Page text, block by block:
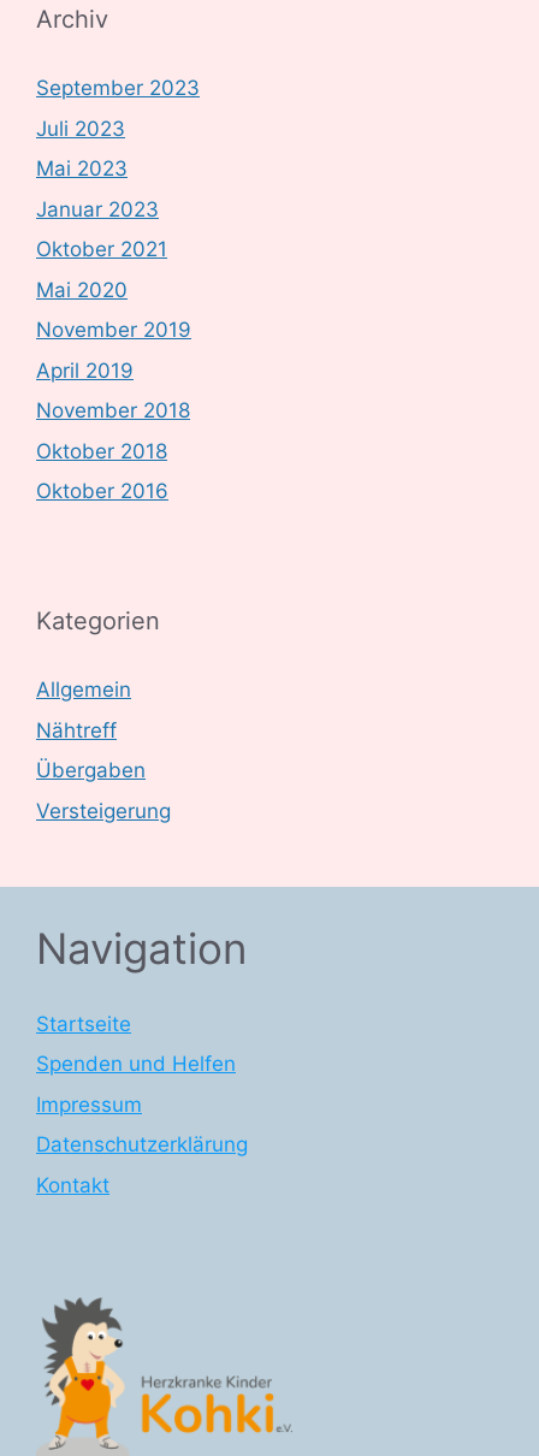
Archiv
September 2023
Juli 2023
Mai 2023
Januar 2023
Oktober 2021
Mai 2020
November 2019
April 2019
November 2018
Oktober 2018
Oktober 2016
Kategorien
Allgemein
Nähtreff
Übergaben
Versteigerung
Navigation
Startseite
Spenden und Helfen
Impressum
Datenschutzerklärung
Kontakt